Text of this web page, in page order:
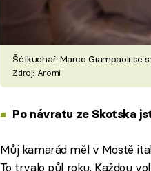
Šéfkuchař Marco Giampaoli se
Zdroj: Aromi
Po návratu ze Skotska
Můj kamarád měl v Mostě
To trvalo půl roku. Každou